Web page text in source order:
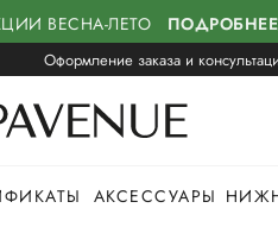
ВЕСНА-ЛЕТО ПОДРОБНЕЕ
Оформление заказа и
АКСЕССУАРЫ